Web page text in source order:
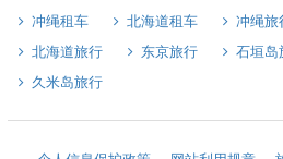
冲绳租车
北海道租车 冲绳旅
北海道旅行
东京旅行 石垣岛
久米岛旅行